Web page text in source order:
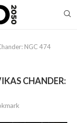
NGC 474
CHANDER: